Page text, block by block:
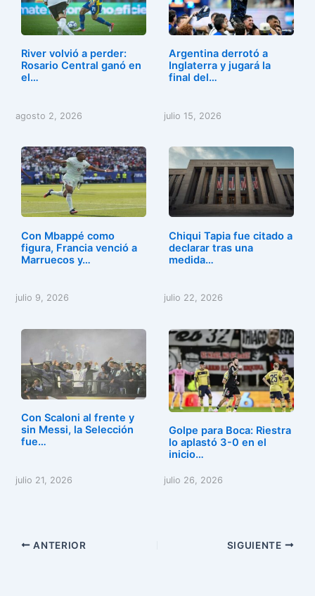
River volvió a perder:
Rosario Central ganó en
el…
agosto 2, 2026
Argentina derrotó a
Inglaterra y jugará la
final del…
julio 15, 2026
Con Mbappé como
figura, Francia venció a
Marruecos y…
julio 9, 2026
Chiqui Tapia fue citado a
declarar tras una
medida…
julio 22, 2026
Con Scaloni al frente y
sin Messi, la Selección
fue…
julio 21, 2026
Golpe para Boca: Riestra
lo aplastó 3-0 en el
inicio…
julio 26, 2026
ANTERIOR SIGUIENTE